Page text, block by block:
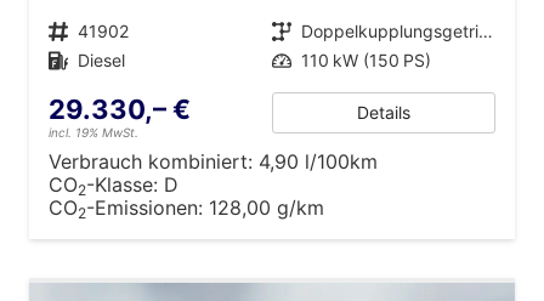
Fahrzeugnr. 41902 Getriebe
Doppelkupplungsgetriebe (DSG)
Kraftstoff Diesel Leistung 110 kW (150 PS)
29.330,– €
incl. 19% MwSt.
Details
Verbrauch kombiniert: 4,90 l/100km
CO2-Klasse: D
CO2-Emissionen: 128,00 g/km